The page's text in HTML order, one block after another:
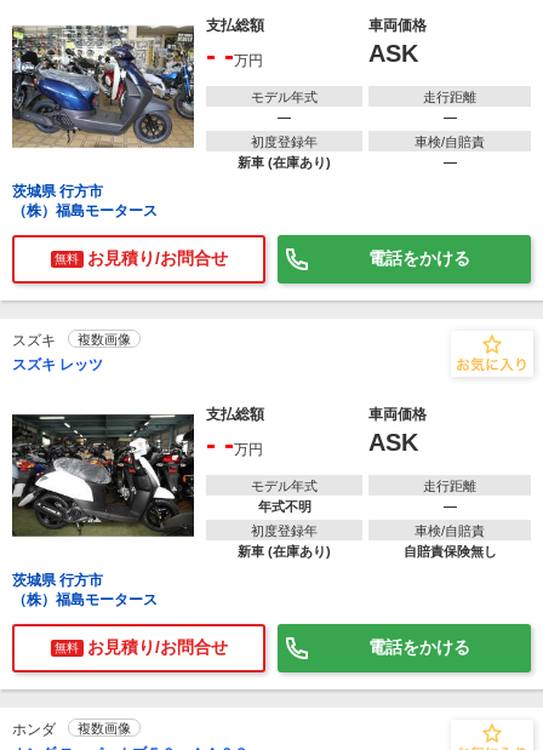
支払総額 車両価格
- -万円 ASK
モデル年式
―
走行距離
―
初度登録年
新車 (在庫あり)
車検/自賠責
―
茨城県 行方市
（株）福島モータース
無料 お見積り/お問合せ 電話をかける
スズキ 複数画像
スズキ レッツ
支払総額 車両価格
- -万円 ASK
モデル年式
年式不明
走行距離
―
初度登録年
新車 (在庫あり)
車検/自賠責
自賠責保険無し
茨城県 行方市
（株）福島モータース
無料 お見積り/お問合せ 電話をかける
ホンダ 複数画像